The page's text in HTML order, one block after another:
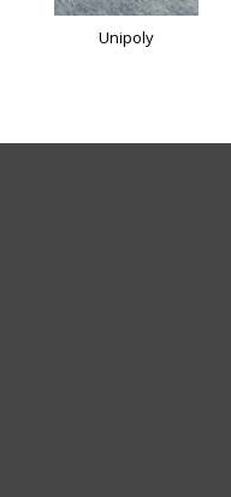
Unipoly